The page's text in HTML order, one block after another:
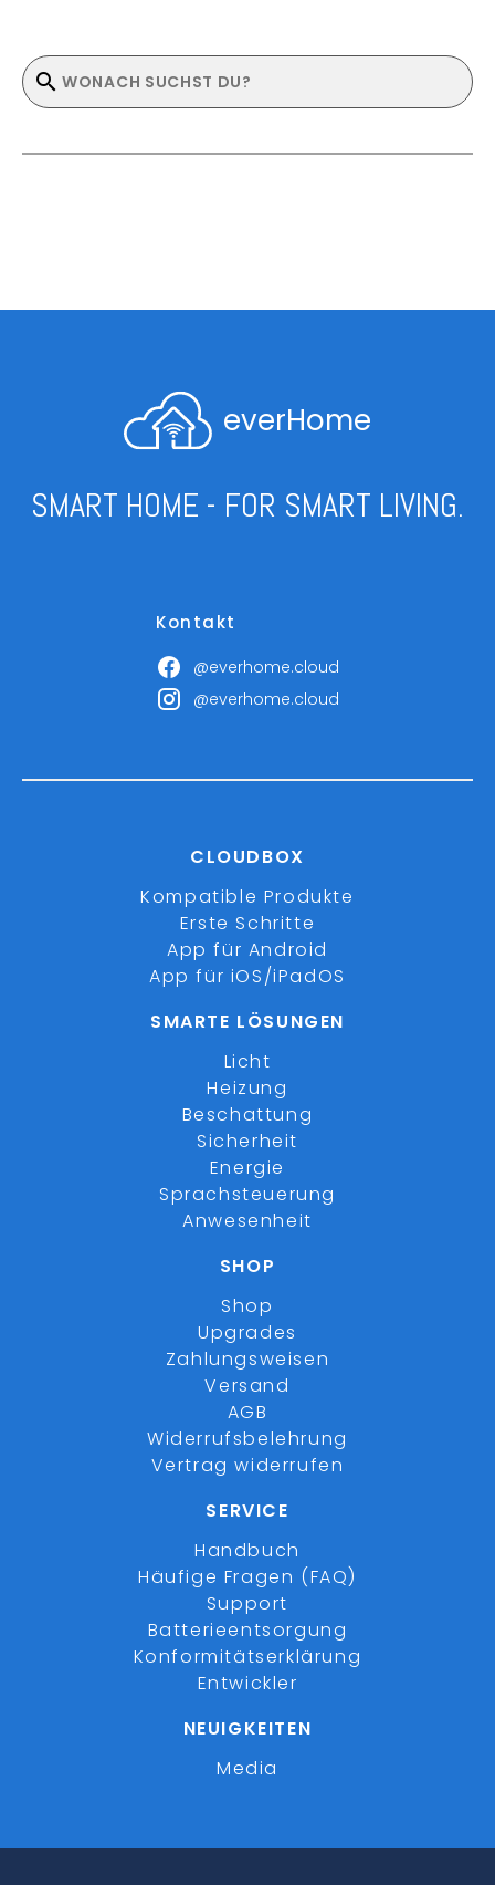
everHome
SMART HOME - FOR SMART LIVING.
Kontakt
@everhome.cloud
@everhome.cloud
CLOUDBOX
Kompatible Produkte
Erste Schritte
App für Android
App für iOS/iPadOS
SMARTE LÖSUNGEN
Licht
Heizung
Beschattung
Sicherheit
Energie
Sprachsteuerung
Anwesenheit
SHOP
Shop
Upgrades
Zahlungsweisen
Versand
AGB
Widerrufsbelehrung
Vertrag widerrufen
SERVICE
Handbuch
Häufige Fragen (FAQ)
Support
Batterieentsorgung
Konformitätserklärung
Entwickler
NEUIGKEITEN
Media